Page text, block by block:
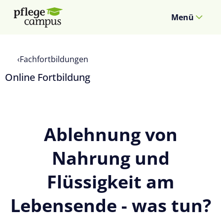
Menü
Fachfortbildungen
Online Fortbildung
Ablehnung von
Nahrung und
Flüssigkeit am
Lebensende - was tun?